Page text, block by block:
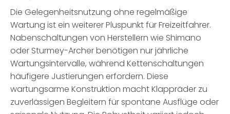
Die Gelegenheitsnutzung ohne regelmäßige
Wartung ist ein weiterer Pluspunkt für Freizeitfahrer.
Nabenschaltungen von Herstellern wie Shimano
oder Sturmey-Archer benötigen nur jährliche
Wartungsintervalle, während Kettenschaltungen
häufigere Justierungen erfordern. Diese
wartungsarme Konstruktion macht Klappräder zu
zuverlässigen Begleitern für spontane Ausflüge oder